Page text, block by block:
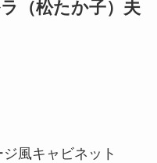
（松たか子）夫
風キャビネット